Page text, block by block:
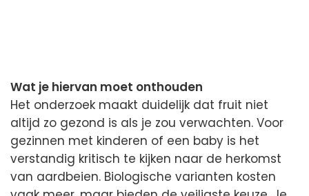
Wat je hiervan moet onthouden
Het onderzoek maakt duidelijk dat fruit niet
altijd zo gezond is als je zou verwachten. Voor
gezinnen met kinderen of een baby is het
verstandig kritisch te kijken naar de herkomst
van aardbeien. Biologische varianten kosten